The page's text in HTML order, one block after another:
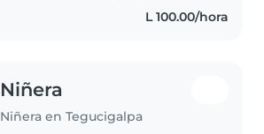
L 100.00/hora
Niñera
Niñera en Tegucigalpa